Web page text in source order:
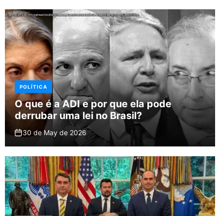
POLÍTICA
O que é a ADI e por que ela pode
derrubar uma lei no Brasil?
30 de May de 2026